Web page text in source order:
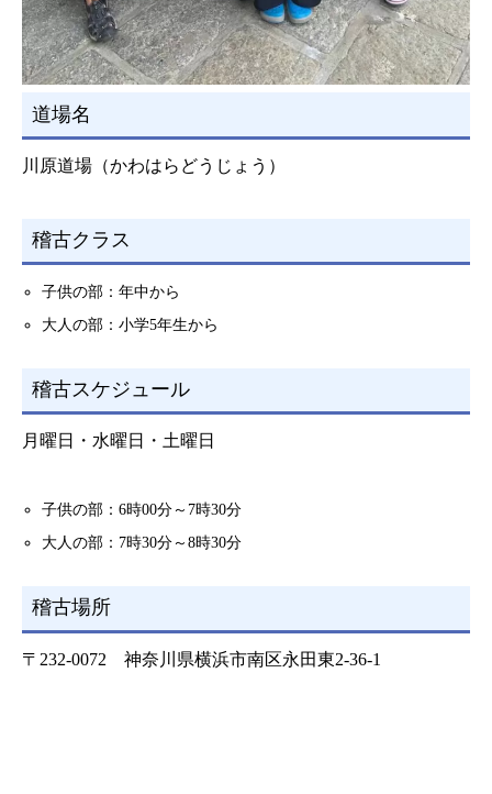
道場名
川原道場（かわはらどうじょう）
稽古クラス
子供の部：年中から
大人の部：小学5年生から
稽古スケジュール
月曜日・水曜日・土曜日
子供の部：6時00分～7時30分
大人の部：7時30分～8時30分
稽古場所
〒232-0072 神奈川県横浜市南区永田東2-36-1